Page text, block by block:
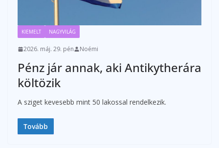
KIEMELT NAGYVILÁG
2026. máj. 29. pén Noémi
Pénz jár annak, aki Antikytherára
költözik
A sziget kevesebb mint 50 lakossal rendelkezik.
Tovább